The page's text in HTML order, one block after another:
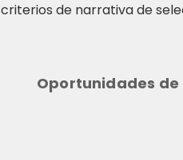
criterios de narrativa de
Oportunidades de